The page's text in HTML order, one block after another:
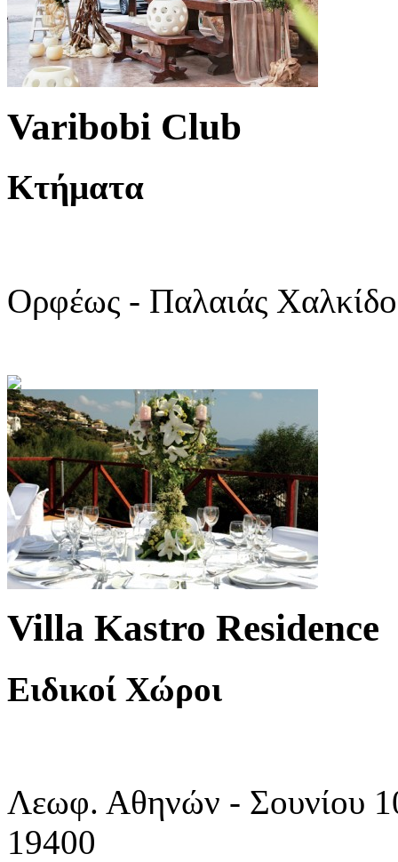
Varibobi Club
Κτήματα
Ορφέως - Παλαιάς
Villa Kastro Residence
Ειδικοί Χώροι
Λεωφ. Αθηνών - Σουνίου
19400